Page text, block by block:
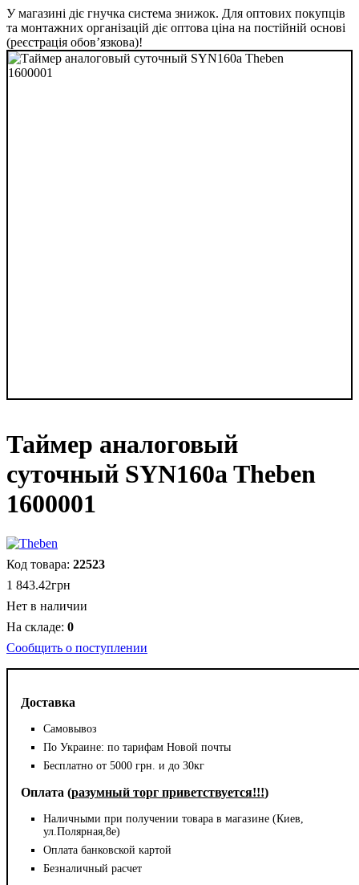
У магазині діє гнучка система знижок. Для оптових покупців
та монтажних організацій діє оптова ціна на постійній основі
(реєстрація обов’язкова)!
Таймер аналоговый
суточный SYN160a Theben
1600001
Доставка
Самовывоз
По Украине: по тарифам Новой почты
Бесплатно от 5000 грн. и до 30кг
Оплата (разумный торг приветствуется!!!)
Наличными при получении товара в магазине (Киев,
ул.Полярная,8е)
Оплата банковской картой
Безналичный расчет
22523
1 843.42грн
Нет в наличии
0
Сообщить о поступлении